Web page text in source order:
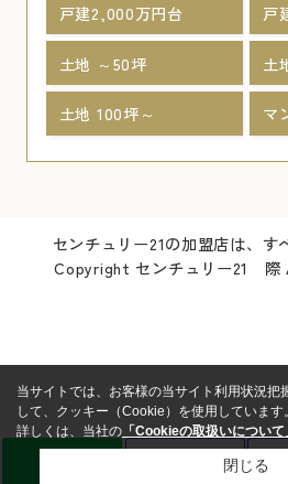
戸建2,000万円台 戸
土地 ～50坪 土
土地 100坪～ マ
センチュリー21の加盟店は、す
Copyright センチュリー21 際
当サイトでは、お客様の当サイト利用状況把
して、クッキー（Cookie）を使用しています。
詳しくは、当社の 「Cookieの取扱いについて
閉じる